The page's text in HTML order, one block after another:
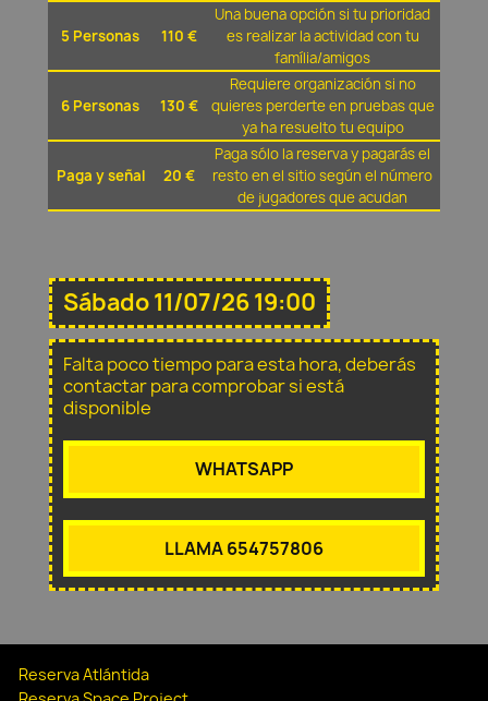
5 Personas 110 €
Una buena opción si tu prioridad
es realizar la actividad con tu
família/amigos
6 Personas 130 €
Requiere organización si no
quieres perderte en pruebas que
ya ha resuelto tu equipo
Paga y señal 20 €
Paga sólo la reserva y pagarás el
resto en el sitio según el número
de jugadores que acudan
Sábado 11/07/26 19:00
Falta poco tiempo para esta hora, deberás
contactar para comprobar si está
disponible
WHATSAPP
LLAMA 654757806
Reserva Atlántida